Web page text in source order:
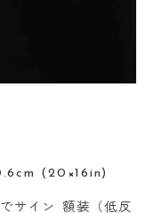
(20×16in)
サイン 額装（低反